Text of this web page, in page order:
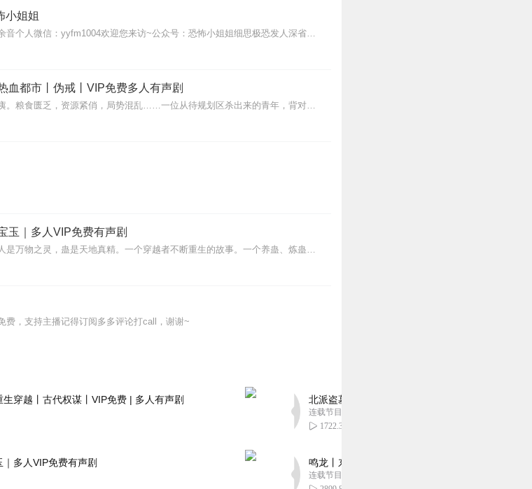
小姐姐
小姐姐讲的恐怖故事，你？怕不怕？余音个人微信：yyfm1004欢迎您来访~公众号：恐怖小姐姐细思极恐发人深省一个个耐人寻味的故事每个故事里都藏着一段不为人...
血都市丨伪戒丨VIP免费多人有声剧
【内容简介】灾变过后，大地满目疮痍。粮食匮乏，资源紧俏，局势混乱……一位从待规划区杀出来的青年，背对着漫天黄沙，孤身来到九区谋生，却不曾想偶然结识三五好友，一念...
玉｜多人VIP免费有声剧
内容简介【黑暗文反派流封神之作】人是万物之灵，蛊是天地真精。一个穿越者不断重生的故事。一个养蛊、炼蛊、用蛊的奇特世界。配音组（男角色）老宝玉旁白...
费，支持主播记得订阅多多评论打call，谢谢~
穿越丨古代权谋丨VIP免费 | 多人有声剧
多人VIP免费有声剧
北派盗墓笔记丨头陀渊出品丨悬疑灵异丨摸金校尉
连载节目超五百集
1722.34万
鸣龙丨东方玄幻丨紫襟团队丨轻松搞笑丨多人有声
连载节目超五百集